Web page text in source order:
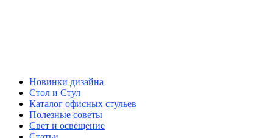
Новинки дизайна
Стол и Стул
Каталог офисных стульев
Полезные советы
Свет и освещение